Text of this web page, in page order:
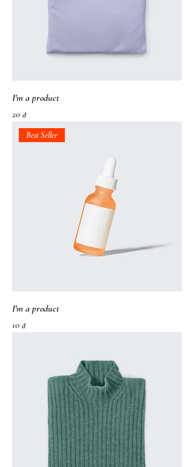
I'm a product
가격
20 ₫
Best Seller
I'm a product
가격
10 ₫